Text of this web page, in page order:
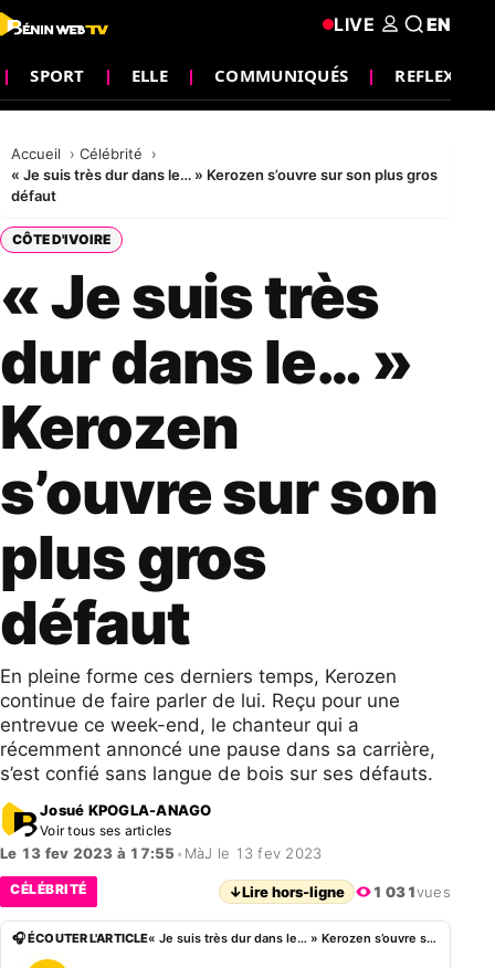
SPORT ELLE COMMUNIQUÉS REFLEXION
LIVE EN
Accueil
Célébrité
« Je suis très dur dans le… » Kerozen s’ouvre sur son plus gros
défaut
CÔTE D'IVOIRE
« Je suis très
dur dans le… »
Kerozen
s’ouvre sur son
plus gros
défaut
En pleine forme ces derniers temps, Kerozen
continue de faire parler de lui. Reçu pour une
entrevue ce week-end, le chanteur qui a
récemment annoncé une pause dans sa carrière,
s’est confié sans langue de bois sur ses défauts.
Josué KPOGLA-ANAGO
Voir tous ses articles
Le 13 fev 2023 à 17:55 • MàJ le 13 fev 2023
CÉLÉBRITÉ ↓Lire hors-ligne 1 031vues
🎧 ÉCOUTER L'ARTICLE « Je suis très dur dans le… » Kerozen s’ouvre sur son plus gros défaut